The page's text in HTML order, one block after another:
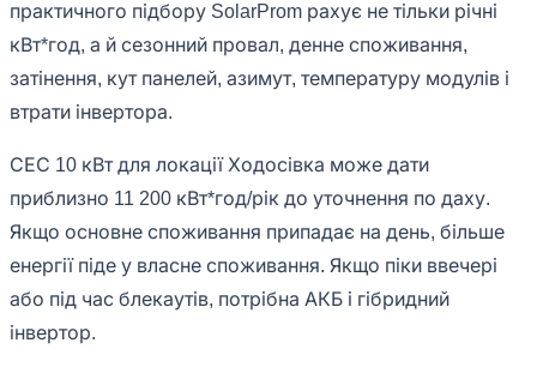
практичного підбору SolarProm рахує не тільки річні
кВт*год, а й сезонний провал, денне споживання,
затінення, кут панелей, азимут, температуру модулів і
втрати інвертора.
СЕС 10 кВт для локації Ходосівка може дати
приблизно 11 200 кВт*год/рік до уточнення по даху.
Якщо основне споживання припадає на день, більше
енергії піде у власне споживання. Якщо піки ввечері
або під час блекаутів, потрібна АКБ і гібридний
інвертор.